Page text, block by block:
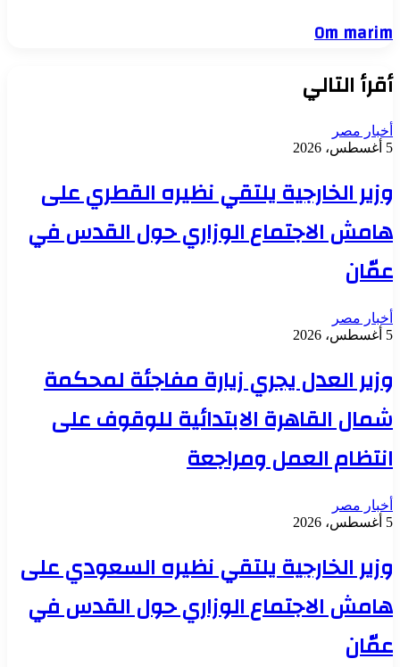
Om marim
أقرأ التالي
أخبار مصر
5 أغسطس، 2026
وزير الخارجية يلتقي نظيره القطري على
هامش الاجتماع الوزاري حول القدس في
عمّان
أخبار مصر
5 أغسطس، 2026
وزير العدل يجري زيارة مفاجئة لمحكمة
شمال القاهرة الابتدائية للوقوف على
انتظام العمل ومراجعة
أخبار مصر
5 أغسطس، 2026
وزير الخارجية يلتقي نظيره السعودي على
هامش الاجتماع الوزاري حول القدس في
عمّان